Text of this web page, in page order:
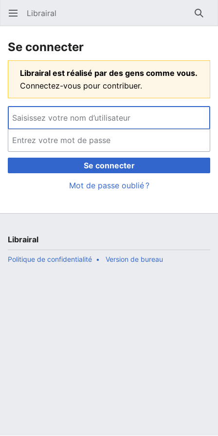
Ouvrir le menu principal Librairal
Se connecter
Librairal est réalisé par des gens comme vous.
Connectez-vous pour contribuer.
Se connecter
Mot de passe oublié ?
Librairal
Politique de confidentialité Version de bureau